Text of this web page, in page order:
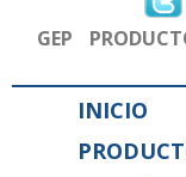
GEP
INICIO